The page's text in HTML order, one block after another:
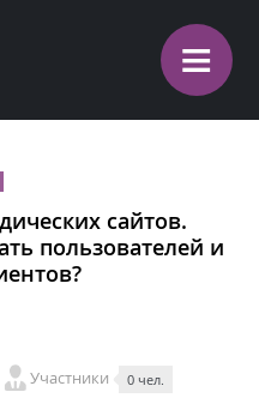
≡
сайтов.
пользователей и
Участники 0 чел.